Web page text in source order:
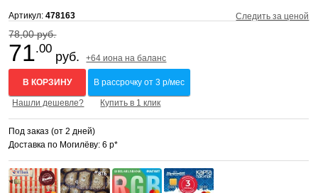
Артикул:478163 Следить за ценой
78,00 руб.
71.00
руб. +64 иона на баланс
В КОРЗИНУ В рассрочку от 3 р/мес
Нашли дешевле? Купить в 1 клик
Под заказ (от 2 дней)
Доставка по Могилёву: 6 р*